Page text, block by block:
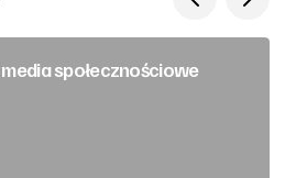
społecznościowe